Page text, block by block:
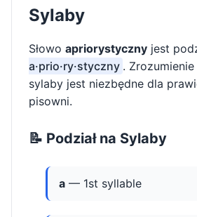
Sylaby
Słowo apriorystyczny jest
a·prio·ry·styczny .
sylaby jest niezbędne dla
pisowni.
📝 Podział na Sylaby
a — 1st syllable